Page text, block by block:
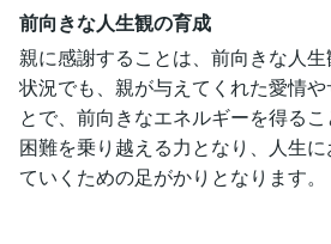
前向きな人生観の育成
親に感謝することは、前向きな人
状況でも、親が与えてくれた愛情
とで、前向きなエネルギーを得る
困難を乗り越える力となり、人生
ていくための足がかりとなります。